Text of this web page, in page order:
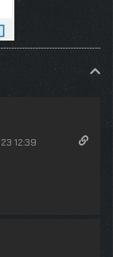
12:39